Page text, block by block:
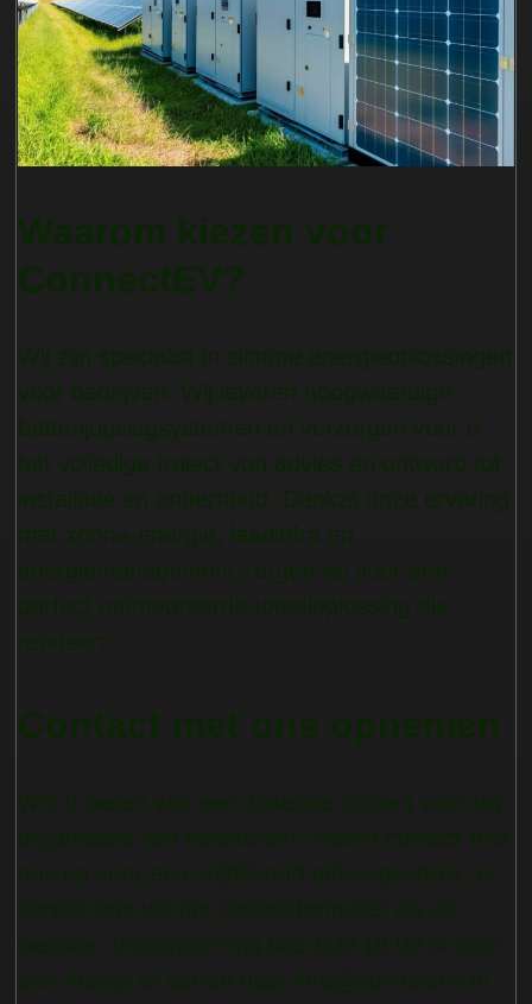
Waarom kiezen voor
ConnectEV?
Wij zijn specialist in slimme energieoplossingen
voor bedrijven. Wij leveren hoogwaardige
batterijopslagsystemen en verzorgen voor u
het volledige traject van advies en ontwerp tot
installatie en onderhoud. Dankzij onze ervaring
met zonne-energie, laadinfra en
energiemanagement zorgen wij voor een
perfect geïntegreerde totaaloplossing die
rendeert.
Contact met ons opnemen